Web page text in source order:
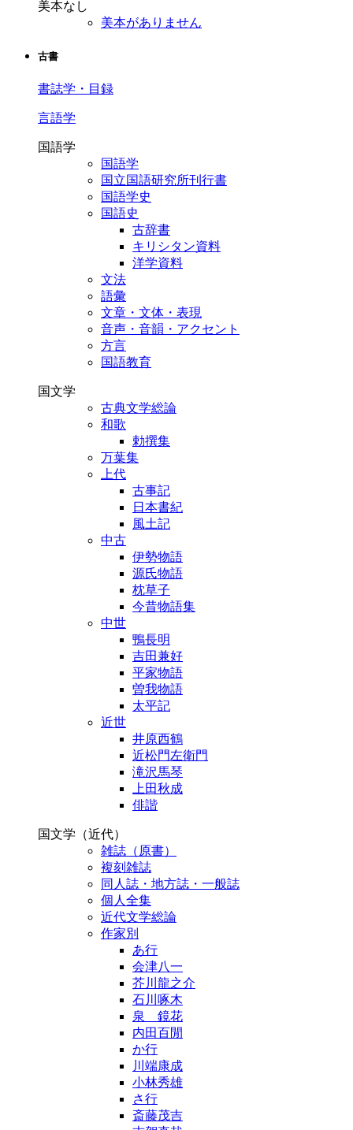
美本なし
美本がありません
古書
書誌学・目録
言語学
国語学
国語学
国立国語研究所刊行書
国語学史
国語史
古辞書
キリシタン資料
洋学資料
文法
語彙
文章・文体・表現
音声・音韻・アクセント
方言
国語教育
国文学
古典文学総論
和歌
勅撰集
万葉集
上代
古事記
日本書紀
風土記
中古
伊勢物語
源氏物語
枕草子
今昔物語集
中世
鴨長明
吉田兼好
平家物語
曽我物語
太平記
近世
井原西鶴
近松門左衛門
滝沢馬琴
上田秋成
俳諧
国文学（近代）
雑誌（原書）
複刻雑誌
同人誌・地方誌・一般誌
個人全集
近代文学総論
作家別
あ行
会津八一
芥川龍之介
石川啄木
泉 鏡花
内田百閒
か行
川端康成
小林秀雄
さ行
斎藤茂吉